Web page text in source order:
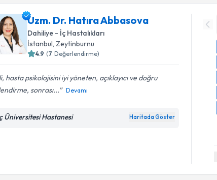
Uzm. Dr. Hatıra Abbasova
Dahiliye - İç Hastalıkları
İstanbul , Zeytinburnu
4.9 (7 Değerlendirme)
hasta psikolojisini iyi yöneten, açıklayıcı ve doğru
sonrası...
Devamı
Üniversitesi Hastanesi Haritada Göster